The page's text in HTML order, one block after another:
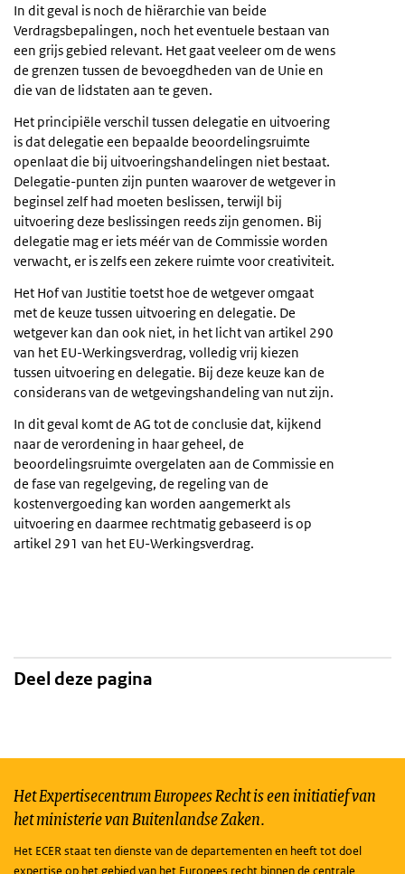
In dit geval is noch de hiërarchie van beide
Verdragsbepalingen, noch het eventuele bestaan van
een grijs gebied relevant. Het gaat veeleer om de wens
de grenzen tussen de bevoegdheden van de Unie en
die van de lidstaten aan te geven.
Het principiële verschil tussen delegatie en uitvoering
is dat delegatie een bepaalde beoordelingsruimte
openlaat die bij uitvoeringshandelingen niet bestaat.
Delegatie-punten zijn punten waarover de wetgever in
beginsel zelf had moeten beslissen, terwijl bij
uitvoering deze beslissingen reeds zijn genomen. Bij
delegatie mag er iets méér van de Commissie worden
verwacht, er is zelfs een zekere ruimte voor creativiteit.
Het Hof van Justitie toetst hoe de wetgever omgaat
met de keuze tussen uitvoering en delegatie. De
wetgever kan dan ook niet, in het licht van artikel 290
van het EU-Werkingsverdrag, volledig vrij kiezen
tussen uitvoering en delegatie. Bij deze keuze kan de
considerans van de wetgevingshandeling van nut zijn.
In dit geval komt de AG tot de conclusie dat, kijkend
naar de verordening in haar geheel, de
beoordelingsruimte overgelaten aan de Commissie en
de fase van regelgeving, de regeling van de
kostenvergoeding kan worden aangemerkt als
uitvoering en daarmee rechtmatig gebaseerd is op
artikel 291 van het EU-Werkingsverdrag.
Deel deze pagina
Het Expertisecentrum Europees Recht is een initiatief van
het ministerie van Buitenlandse Zaken.
Het ECER staat ten dienste van de departementen en heeft tot doel
expertise op het gebied van het Europees recht binnen de centrale